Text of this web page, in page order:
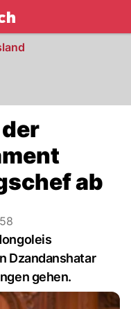
ab
Dzandanshatar
gehen.